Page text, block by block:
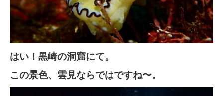
はい！黒崎の洞窟にて。
この景色、雲見ならではですね〜。